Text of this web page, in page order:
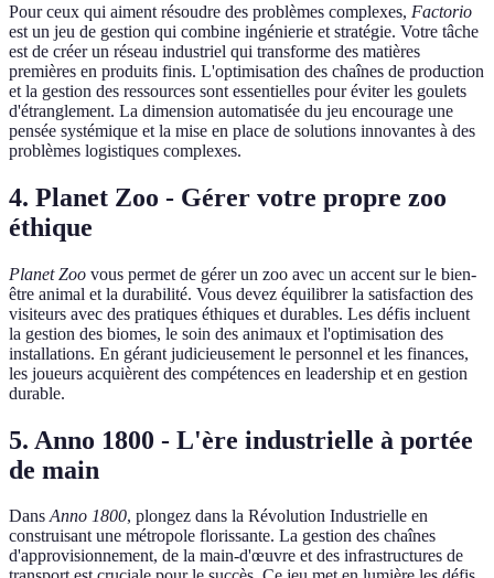
Pour ceux qui aiment résoudre des problèmes complexes, Factorio
est un jeu de gestion qui combine ingénierie et stratégie. Votre tâche
est de créer un réseau industriel qui transforme des matières
premières en produits finis. L'optimisation des chaînes de production
et la gestion des ressources sont essentielles pour éviter les goulets
d'étranglement. La dimension automatisée du jeu encourage une
pensée systémique et la mise en place de solutions innovantes à des
problèmes logistiques complexes.
4. Planet Zoo - Gérer votre propre zoo
éthique
Planet Zoo vous permet de gérer un zoo avec un accent sur le bien-
être animal et la durabilité. Vous devez équilibrer la satisfaction des
visiteurs avec des pratiques éthiques et durables. Les défis incluent
la gestion des biomes, le soin des animaux et l'optimisation des
installations. En gérant judicieusement le personnel et les finances,
les joueurs acquièrent des compétences en leadership et en gestion
durable.
5. Anno 1800 - L'ère industrielle à portée
de main
DansAnno 1800, plongez dans la Révolution Industrielle en
construisant une métropole florissante. La gestion des chaînes
d'approvisionnement, de la main-d'œuvre et des infrastructures de